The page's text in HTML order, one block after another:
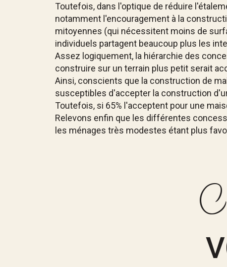
Toutefois, dans l'optique de réduire
notamment l'encouragement à la
mitoyennes (qui nécessitent moins de
individuels partagent beaucoup plus les
Assez logiquement, la hiérarchie des
construire sur un terrain plus petit serait
Ainsi, conscients que la construction de
susceptibles d'accepter la construction
Toutefois, si 65% l'acceptent pour une
Relevons enfin que les différentes
les ménages très modestes étant plus